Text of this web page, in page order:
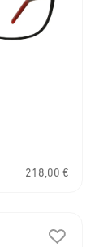
218,00 €